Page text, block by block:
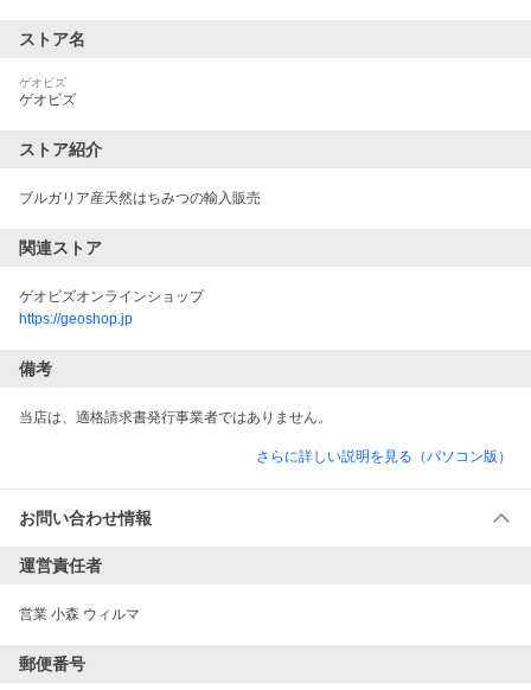
ストア名
ゲオビズ
ゲオビズ
ストア紹介
ブルガリア産天然はちみつの輸入販売
関連ストア
ゲオビズオンラインショップ
https://geoshop.jp
備考
当店は、適格請求書発行事業者ではありません。
さらに詳しい説明を見る（パソコン版）
お問い合わせ情報
運営責任者
営業 小森 ウィルマ
郵便番号